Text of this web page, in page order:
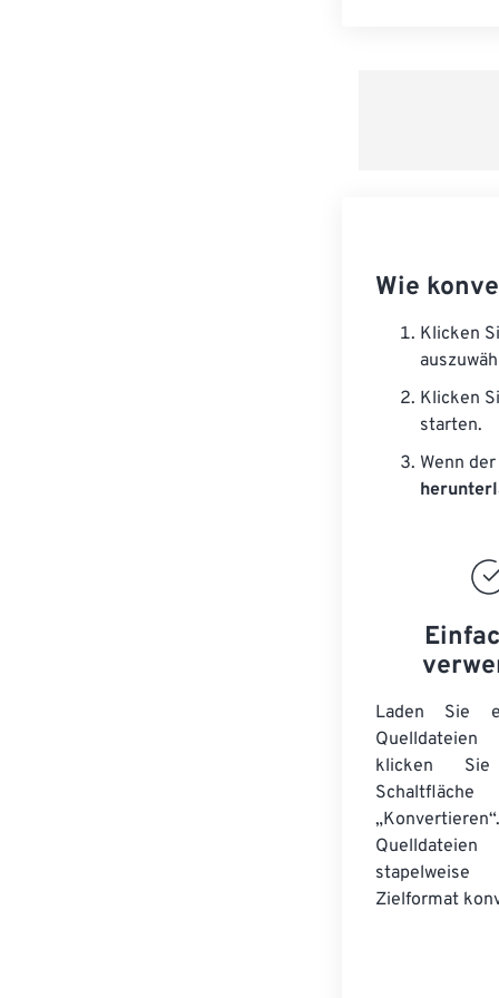
Wie
Klicken
Klicken
starten.
Wenn
Laden Sie
klicken
Schaltfläche
Quelldateien
Zielformat